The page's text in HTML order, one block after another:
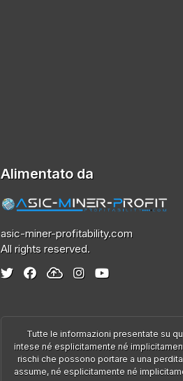
Alimentato da
asic-miner-profitability.com
All rights reserved.
Tutte le informazioni presentate su
intese né esplicitamente né
rischi che possono portare a una
assume, né esplicitamente né